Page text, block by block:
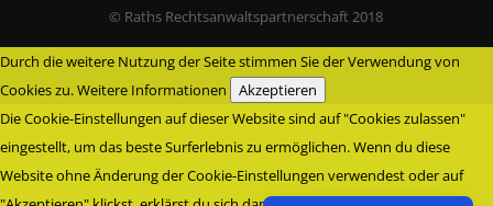
© Raths Rechtsanwaltspartnerschaft 2018
Durch die weitere Nutzung der Seite stimmen Sie der Verwendung von
Cookies zu.Weitere Informationen
Akzeptieren
Die Cookie-Einstellungen auf dieser Website sind auf "Cookies zulassen"
eingestellt, um das beste Surferlebnis zu ermöglichen. Wenn du diese
Website ohne Änderung der Cookie-Einstellungen verwendest oder auf